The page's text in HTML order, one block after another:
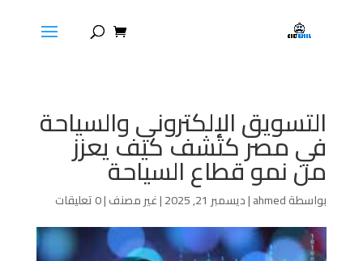
التسويق الإلكتروني والسياحة
في مصر كتشف كيف يعزز
من نمو قطاع السياحة
بواسطةahmed
|ديسمبر 21, 2025 |غير مصنف|0 تعليقات